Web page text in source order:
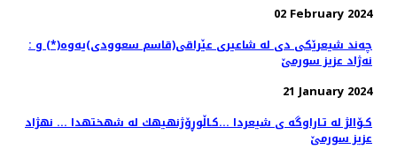
02 February 2024
چه‌ند شیعرێكی دی له‌ شاعیری عێراقی(قاسم سعوودی)یه‌وه‌(*) و :
نه‌ژاد عزیز سورمێ
21 January 2024
كـۆالژ له تـاراوگه ی شیعردا ...كـاڵوڕۆژنهیهك له شهختهدا ... نهژاد
عزیز سورمێ